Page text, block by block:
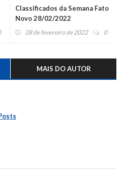
Classificados da Semana Fato
Novo 28/02/2022
28 de fevereiro de 2022 0
MAIS DO AUTOR